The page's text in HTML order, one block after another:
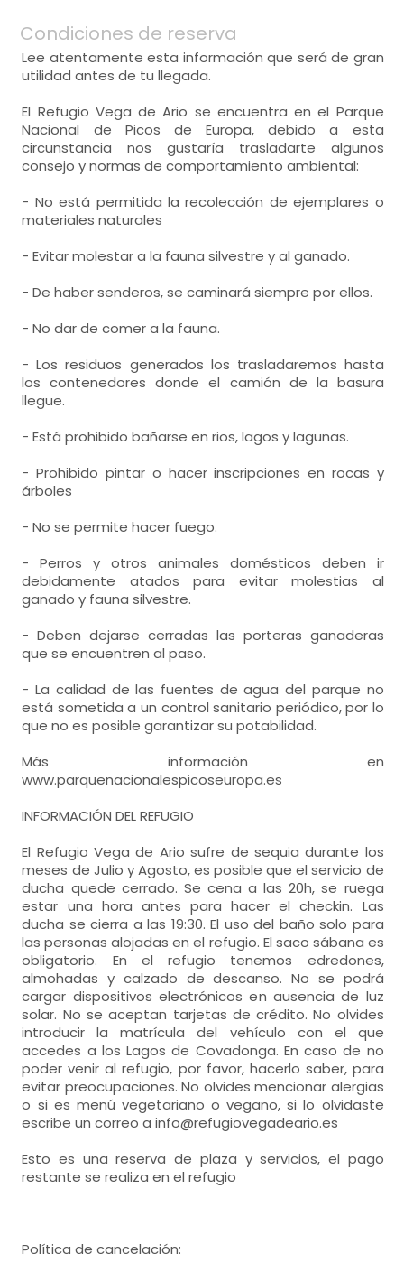
habitación con varias camas
- cama individual (90x190 cm.)
baños = 1
- aseo con ducha
Condiciones de reserva
Lee atentamente esta información que será de gran
utilidad antes de tu llegada.
El Refugio Vega de Ario se encuentra en el Parque
Nacional de Picos de Europa, debido a esta
circunstancia nos gustaría trasladarte algunos
consejo y normas de comportamiento ambiental:
- No está permitida la recolección de ejemplares o
materiales naturales
- Evitar molestar a la fauna silvestre y al ganado.
- De haber senderos, se caminará siempre por ellos.
- No dar de comer a la fauna.
- Los residuos generados los trasladaremos hasta
los contenedores donde el camión de la basura
llegue.
- Está prohibido bañarse en rios, lagos y lagunas.
- Prohibido pintar o hacer inscripciones en rocas y
árboles
- No se permite hacer fuego.
- Perros y otros animales domésticos deben ir
debidamente atados para evitar molestias al
ganado y fauna silvestre.
- Deben dejarse cerradas las porteras ganaderas
que se encuentren al paso.
- La calidad de las fuentes de agua del parque no
está sometida a un control sanitario periódico, por lo
que no es posible garantizar su potabilidad.
Más información en
www.parquenacionalespicoseuropa.es
INFORMACIÓN DEL REFUGIO
El Refugio Vega de Ario sufre de sequia durante los
meses de Julio y Agosto, es posible que el servicio de
ducha quede cerrado. Se cena a las 20h, se ruega
estar una hora antes para hacer el checkin. Las
ducha se cierra a las 19:30. El uso del baño solo para
las personas alojadas en el refugio. El saco sábana es
obligatorio. En el refugio tenemos edredones,
almohadas y calzado de descanso. No se podrá
cargar dispositivos electrónicos en ausencia de luz
solar. No se aceptan tarjetas de crédito. No olvides
introducir la matrícula del vehículo con el que
accedes a los Lagos de Covadonga. En caso de no
poder venir al refugio, por favor, hacerlo saber, para
evitar preocupaciones. No olvides mencionar alergias
o si es menú vegetariano o vegano, si lo olvidaste
escribe un correo a info@refugiovegadeario.es
Esto es una reserva de plaza y servicios, el pago
restante se realiza en el refugio
Política de cancelación: